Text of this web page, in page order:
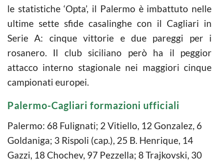
le statistiche ‘Opta’, il Palermo è imbattuto nelle
ultime sette sfide casalinghe con il Cagliari in
Serie A: cinque vittorie e due pareggi per i
rosanero. Il club siciliano però ha il peggior
attacco interno stagionale nei maggiori cinque
campionati europei.
Palermo-Cagliari formazioni ufficiali
Palermo: 68 Fulignati; 2 Vitiello, 12 Gonzalez, 6
Goldaniga; 3 Rispoli (cap.), 25 B. Henrique, 14
Gazzi, 18 Chochev, 97 Pezzella; 8 Trajkovski, 30